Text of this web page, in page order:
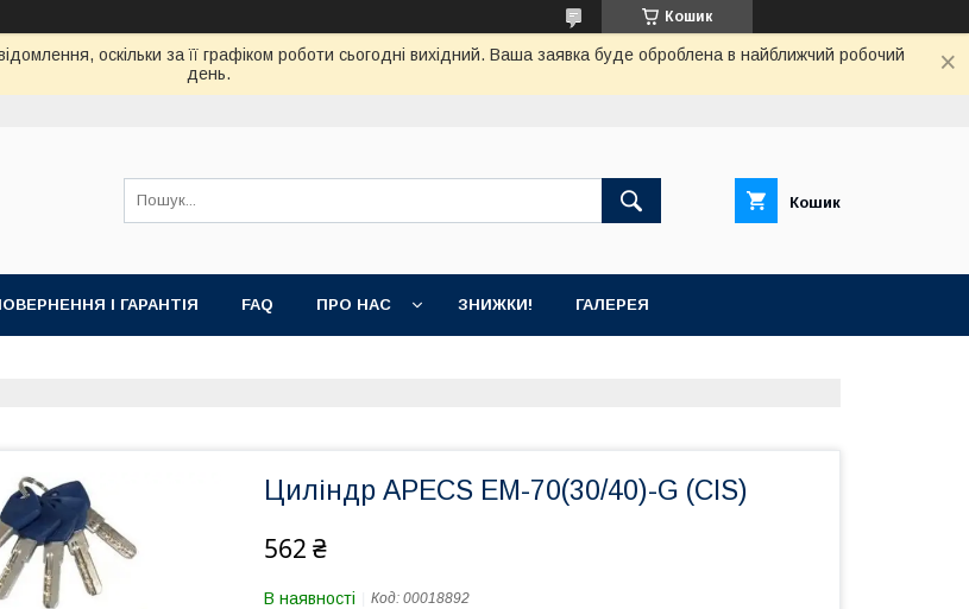
Кошик
оскільки за її графіком роботи сьогодні вихідний. Ваша заявка буде оброблена в найближчий робочий
день.
Кошик
І ГАРАНТІЯ FAQ ПРО НАС ЗНИЖКИ! ГАЛЕРЕЯ
Циліндр APECS EM-70(30/40)-G (CIS)
562 ₴
В наявності Код: 00018892